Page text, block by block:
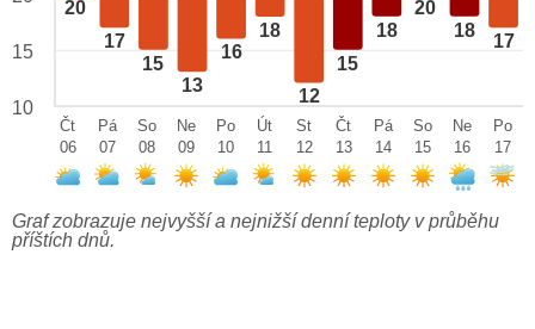
20
17
15
13
16
18
12
15
18
20
18
17
15
10
Čt
06
Pá
07
So
08
Ne
09
Po
10
Út
11
St
12
Čt
13
Pá
14
So
15
Ne
16
Po
17
Graf zobrazuje nejvyšší a nejnižší denní teploty v průběhu
příštích dnů.